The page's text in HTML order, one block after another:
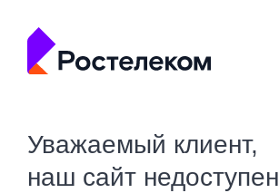
Уважаемый клиент,
наш сайт недоступен